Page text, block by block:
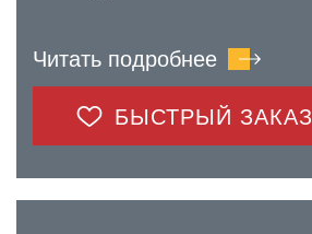
Читать подробнее
БЫСТРЫЙ ЗАКАЗ